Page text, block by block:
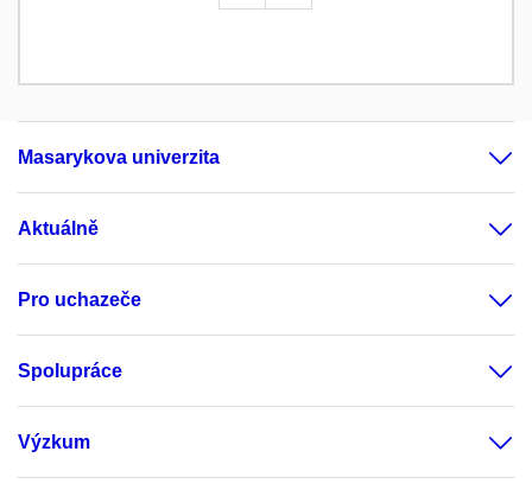
Masarykova univerzita
Aktuálně
Pro uchazeče
Spolupráce
Výzkum